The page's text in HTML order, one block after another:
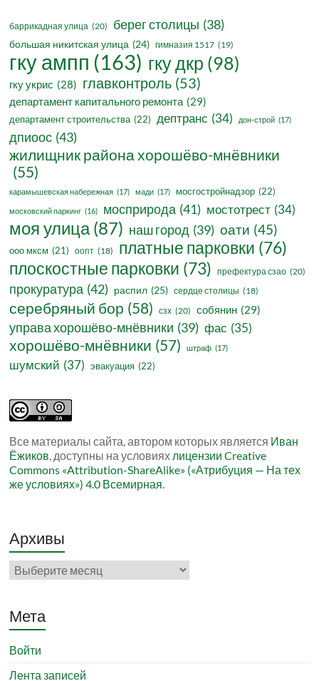
баррикадная улица (20) берег столицы (38)
большая никитская улица (24) гимназия 1517 (19)
гку ампп (163) гку дкр (98)
гку укрис (28) главконтроль (53)
департамент капитального ремонта (29)
департамент строительства (22) дептранс (34) дон-строй (17)
дпиоос (43)
жилищник района хорошёво-мнёвники
(55)
карамышевская набережная (17) мади (17) мосгостройнадзор (22)
московский паркинг (16) мосприрода (41) мостотрест (34)
моя улица(87) наш город (39) оати (45)
ооо мксм (21) оопт (18) платные парковки (76)
плоскостные парковки (73) префектура сзао (20)
прокуратура (42) распил (25) сердце столицы (18)
серебряный бор (58) сзх (20) собянин (29)
управа хорошёво-мнёвники (39) фас (35)
хорошёво-мнёвники (57) штраф (17)
шумский (37) эвакуация (22)
Все материалы сайта, автором которых является Иван
Ёжиков, доступны на условиях лицензии Creative
Commons «Attribution-ShareAlike» («Атрибуция — На тех
же условиях») 4.0 Всемирная.
Архивы
Архивы
Мета
Войти
Лента записей